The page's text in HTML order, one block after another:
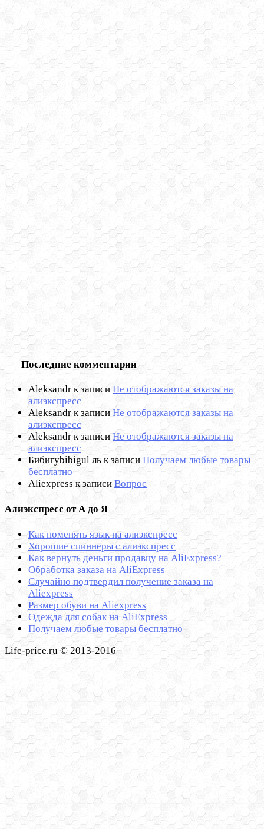
Последние комментарии
Aleksandr к записи Не отображаются заказы на
алиэкспресс
Aleksandr к записи Не отображаются заказы на
алиэкспресс
Aleksandr к записиНе отображаются заказы на
алиэкспресс
Бибигуbibigul ль к записи Получаем любые товары
бесплатно
Aliexpress к записи Вопрос
Алиэкспресс от А до Я
Как поменять язык на алиэкспресс
Хорошие спиннеры с алиэкспресс
Как вернуть деньги продавцу на AliExpress?
Обработка заказа на AliExpress
Cлучайно подтвердил получение заказа на
Aliexpress
Размер обуви на Aliexpress
Одежда для собак на AliExpress
Получаем любые товары бесплатно
Life-price.ru © 2013-2016